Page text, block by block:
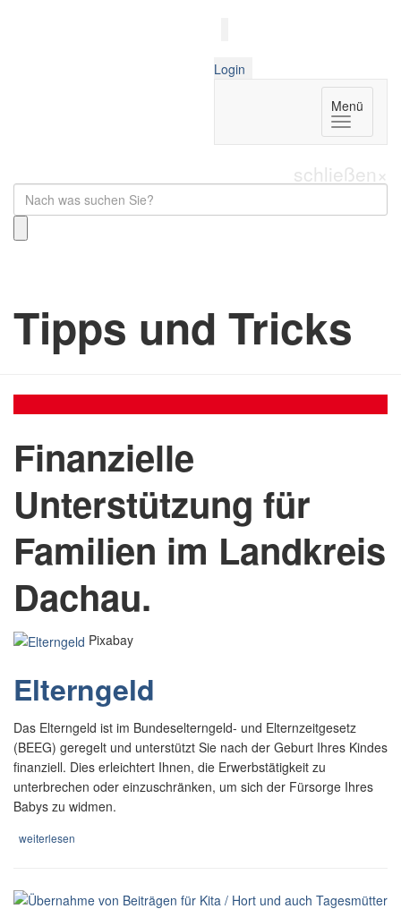
Login
Menü
schließen×
Tipps und Tricks
Finanzielle
Unterstützung für
Familien im Landkreis
Dachau.
Pixabay
Elterngeld
Das Elterngeld ist im Bundeselterngeld- und Elternzeitgesetz
(BEEG) geregelt und unterstützt Sie nach der Geburt Ihres Kindes
finanziell. Dies erleichtert Ihnen, die Erwerbstätigkeit zu
unterbrechen oder einzuschränken, um sich der Fürsorge Ihres
Babys zu widmen.
weiterlesen